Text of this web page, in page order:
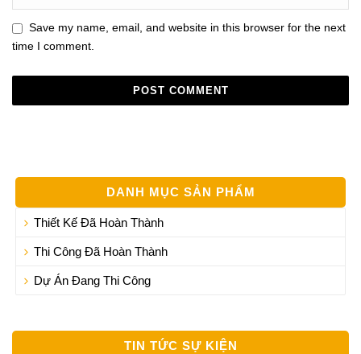
Save my name, email, and website in this browser for the next
time I comment.
DANH MỤC SẢN PHẨM
Thiết Kế Đã Hoàn Thành
Thi Công Đã Hoàn Thành
Dự Án Đang Thi Công
TIN TỨC SỰ KIỆN